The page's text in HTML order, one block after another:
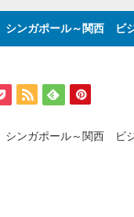
ンガポール～関西 ビ
ンガポール～関西 ビ